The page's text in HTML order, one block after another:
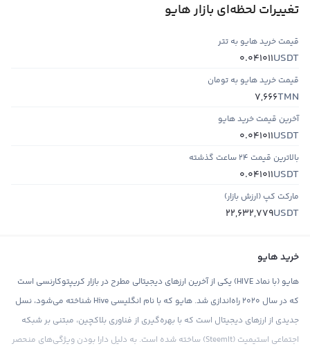
تغییرات لحظه‌ای بازار هایو
قیمت خرید هایو به تتر
USDT
0.041011
قیمت خرید هایو به تومان
TMN
7,666
آخرین قیمت خرید هایو
USDT
0.041011
بالاترین قیمت ۲۴ ساعت گذشته
USDT
0.041011
مارکت کپ (ارزش بازار)
USDT
22,632,779
خرید هایو
هایو (با نماد HIVE) یکی از آخرین ارزهای دیجیتالی مطرح در بازار کریپتوکارنسی است
که در سال ۲۰۲۰ راه‌اندازی شد. هایو که با نام انگلیسی Hive شناخته می‌شود، نسل
جدیدی از ارزهای دیجیتال است که با بهره‌گیری از فناوری بلاکچین، مبتنی بر شبکه
اجتماعی استیمیت (SteemIt) ساخته شده است. به دلیل دارا بودن ویژگی‌های منحصر